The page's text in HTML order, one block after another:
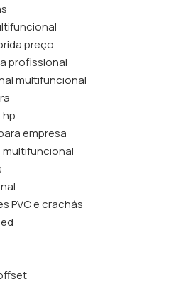
preço
profissional
multifuncional
hp
empresa
multifuncional
PVC e crachás